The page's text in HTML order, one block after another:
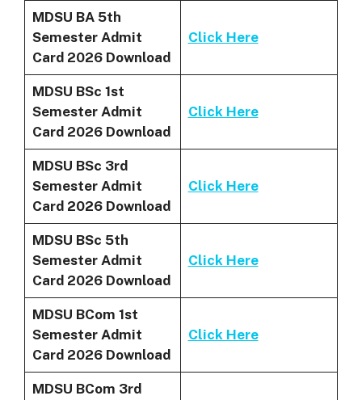
MDSU BA 5th
Semester Admit
Card 2026 Download
Click Here
MDSU BSc 1st
Semester Admit
Card 2026 Download
Click Here
MDSU BSc 3rd
Semester Admit
Card 2026 Download
Click Here
MDSU BSc 5th
Semester Admit
Card 2026 Download
Click Here
MDSU BCom 1st
Semester Admit
Card 2026 Download
Click Here
MDSU BCom 3rd